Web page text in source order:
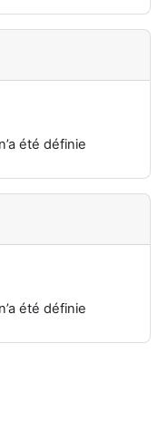
été définie
été définie